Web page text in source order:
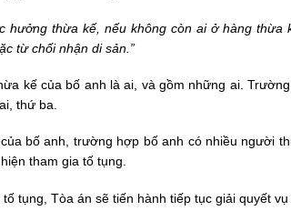
hưởng thừa kế, nếu không còn ai ở hàng thừa
từ chối nhận di sản.”
kế của bố anh là ai, và gồm những ai.
thứ ba.
bố anh, trường hợp bố anh có nhiều người
tham gia tố tụng.
tụng, Tòa án sẽ tiến hành tiếp tục giải quyết